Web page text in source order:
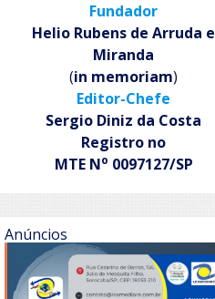
Fundador
Helio Rubens de Arruda e
Miranda
(in memoriam)
Editor-Chefe
Sergio Diniz da Costa
Registro no
MTE No 0097127/SP
Anúncios